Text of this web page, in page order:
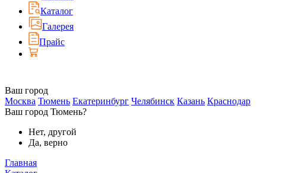
Каталог
Галерея
Прайс
Ваш город
Москва Тюмень Екатеринбург Челябинск Казань Краснодар
Ваш город Тюмень?
Нет, другой
Да, верно
Главная